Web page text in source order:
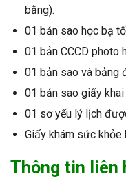
bằng).
01 bản sao học bạ
01 bản CCCD photo
01 bản sao và bảng
01 bản sao giấy
01 sơ yếu lý lịch
Giấy khám sức khỏe
Thông tin liên